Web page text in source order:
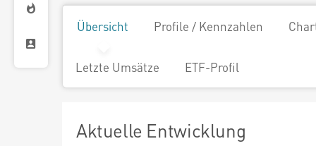
Übersicht Profile / Kennzahlen
Letzte Umsätze ETF-Profil
Aktuelle Entwicklung